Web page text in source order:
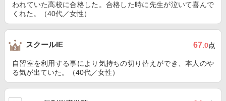
われていた高校に合格した。合格した時に先生が泣いて喜んで
くれた。（40代／女性）
スクールIE 67.0点
自習室を利用する事により気持ちの切り替えができ、本人のや
る気が出ていた。（40代／女性）